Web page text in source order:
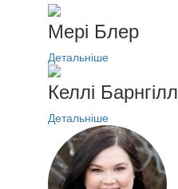
Мері Блер
Детальніше
Келлі Барнгілл
Детальніше